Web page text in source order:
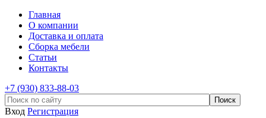
Главная
О компании
Доставка и оплата
Сборка мебели
Статьи
Контакты
+7 (930) 833-88-03
Вход Регистрация